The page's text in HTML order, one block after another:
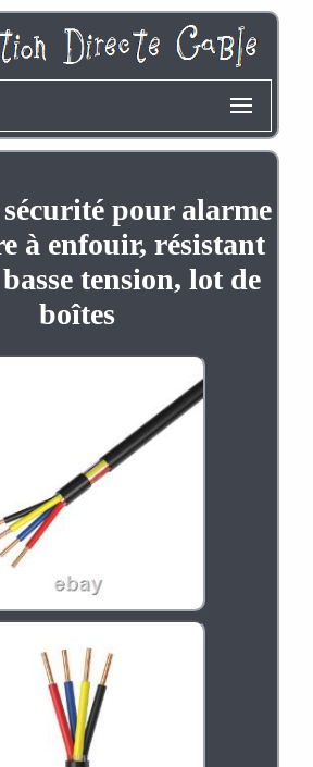
pour alarme
à enfouir, résistant
tension, lot de
boîtes